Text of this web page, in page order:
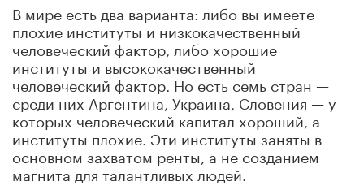
В мире есть два варианта: либо вы имеете
плохие институты и низкокачественный
человеческий фактор, либо хорошие
институты и высококачественный
человеческий фактор. Но есть семь стран —
среди них Аргентина, Украина, Словения — у
которых человеческий капитал хороший, а
институты плохие. Эти институты заняты в
основном захватом ренты, а не созданием
магнита для талантливых людей.